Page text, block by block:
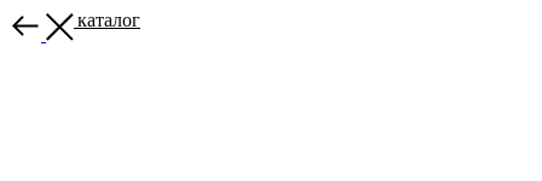
Назад в каталог